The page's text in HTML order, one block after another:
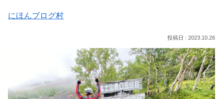
にほんブログ村
2023.10.26